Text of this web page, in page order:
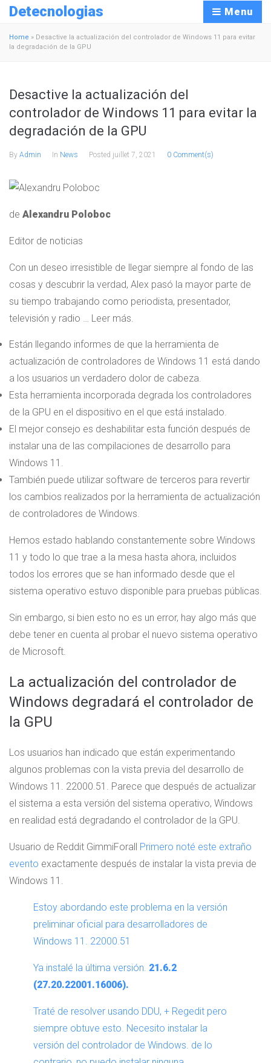
Detecnologias Menu
Home » Desactive la actualización del controlador de Windows 11 para evitar
la degradación de la GPU
Desactive la actualización del
controlador de Windows 11 para evitar la
degradación de la GPU
By Admin In News Posted juillet 7, 2021 0 Comment(s)
de Alexandru Poloboc
Editor de noticias
Con un deseo irresistible de llegar siempre al fondo de las
cosas y descubrir la verdad, Alex pasó la mayor parte de
su tiempo trabajando como periodista, presentador,
televisión y radio … Leer más.
Están llegando informes de que la herramienta de
actualización de controladores de Windows 11 está dando
a los usuarios un verdadero dolor de cabeza.
Esta herramienta incorporada degrada los controladores
de la GPU en el dispositivo en el que está instalado.
El mejor consejo es deshabilitar esta función después de
instalar una de las compilaciones de desarrollo para
Windows 11.
También puede utilizar software de terceros para revertir
los cambios realizados por la herramienta de actualización
de controladores de Windows.
Hemos estado hablando constantemente sobre Windows
11 y todo lo que trae a la mesa hasta ahora, incluidos
todos los errores que se han informado desde que el
sistema operativo estuvo disponible para pruebas públicas.
Sin embargo, si bien esto no es un error, hay algo más que
debe tener en cuenta al probar el nuevo sistema operativo
de Microsoft.
La actualización del controlador de
Windows degradará el controlador de
la GPU
Los usuarios han indicado que están experimentando
algunos problemas con la vista previa del desarrollo de
Windows 11. 22000.51. Parece que después de actualizar
el sistema a esta versión del sistema operativo, Windows
en realidad está degradando el controlador de la GPU.
Usuario de Reddit GimmiForall Primero noté este extraño
evento exactamente después de instalar la vista previa de
Windows 11.
Estoy abordando este problema en la versión
preliminar oficial para desarrolladores de
Windows 11. 22000.51
Ya instalé la última versión. 21.6.2
(27.20.22001.16006).
Traté de resolver usando DDU, + Regedit pero
siempre obtuve esto. Necesito instalar la
versión del controlador de Windows. de lo